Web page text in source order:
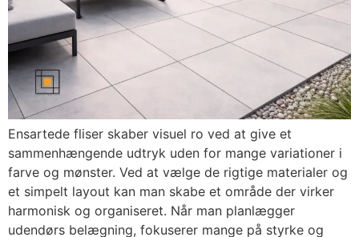
Ensartede fliser skaber visuel ro ved at give et
sammenhængende udtryk uden for mange variationer i
farve og mønster. Ved at vælge de rigtige materialer og
et simpelt layout kan man skabe et område der virker
harmonisk og organiseret. Når man planlægger
udendørs belægning, fokuserer mange på styrke og